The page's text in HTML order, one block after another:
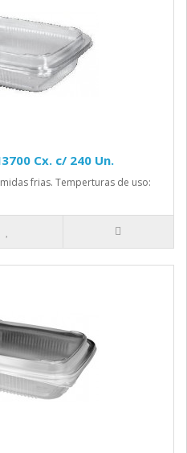
Cx. c/ 240 Un.
frias. Temperturas de uso: